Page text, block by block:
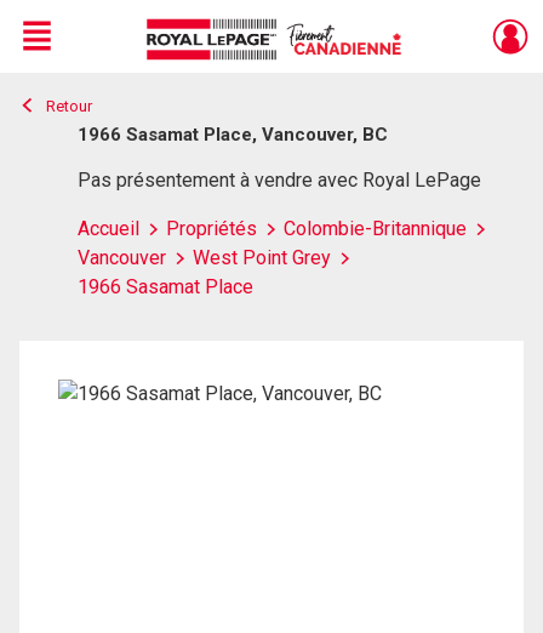
Live
En Direct
Menu
Retour
1966 Sasamat Place, Vancouver, BC
Pas présentement à vendre avec Royal LePage
Accueil Propriétés
Colombie-Britannique
Vancouver
West Point Grey
1966 Sasamat Place